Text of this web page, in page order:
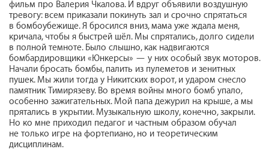
фильм про Валерия Чкалова. И вдруг объявили воздушную
тревогу: всем приказали покинуть зал и срочно спрятаться
в бомбоубежище. Я бросился вниз, мама уже ждала меня,
кричала, чтобы я быстрей шёл. Мы спрятались, долго сидели
в полной темноте. Было слышно, как надвигаются
бомбардировщики «Юнкерсы» — у них особый звук моторов.
Начали бросать бомбы, палить из пулеметов и зенитных
пушек. Мы жили тогда у Никитских ворот, и ударом снесло
памятник Тимирязеву. Во время войны много бомб упало,
особенно зажигательных. Мой папа дежурил на крыше, а мы
прятались в укрытии. Музыкальную школу, конечно, закрыли.
Но ко мне приходил педагог и частным образом обучал
не только игре на фортепиано, но и теоретическим
дисциплинам.